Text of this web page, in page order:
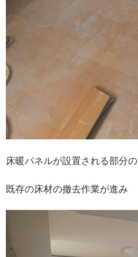
床暖パネルが設置される部分の
既存の床材の撤去作業が進み